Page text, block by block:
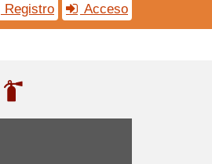
Registro Acceso